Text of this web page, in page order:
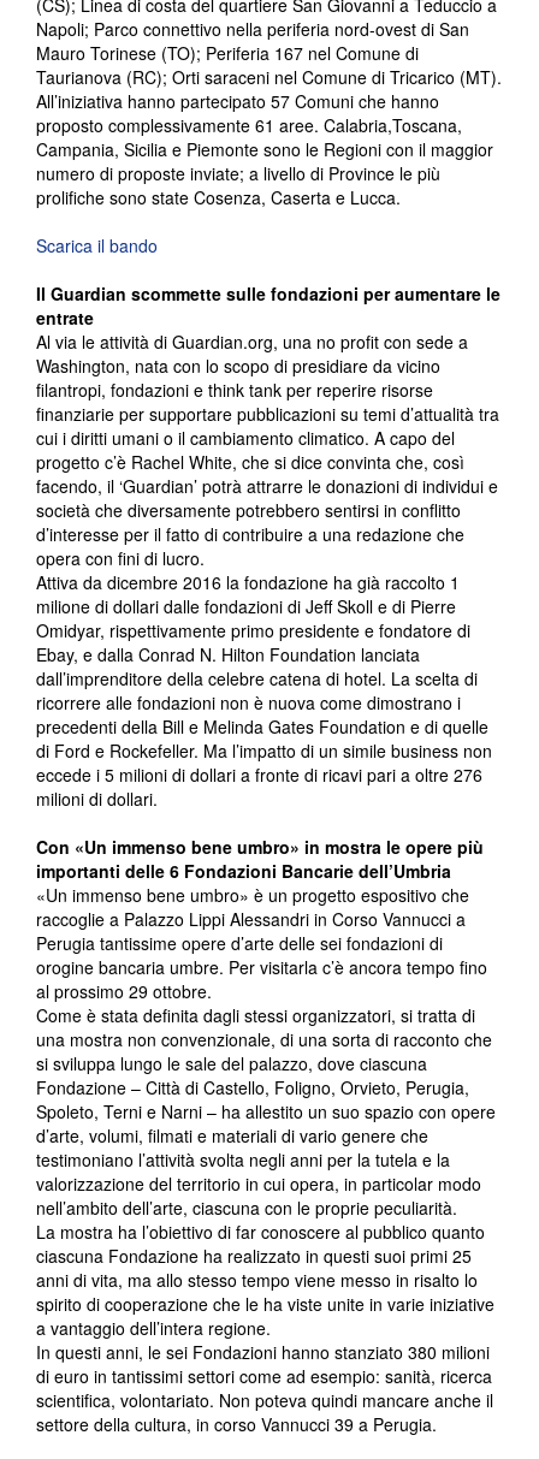
(CS); Linea di costa del quartiere San Giovanni a Teduccio a
Napoli; Parco connettivo nella periferia nord-ovest di San
Mauro Torinese (TO); Periferia 167 nel Comune di
Taurianova (RC); Orti saraceni nel Comune di Tricarico (MT).
All’iniziativa hanno partecipato 57 Comuni che hanno
proposto complessivamente 61 aree. Calabria,Toscana,
Campania, Sicilia e Piemonte sono le Regioni con il maggior
numero di proposte inviate; a livello di Province le più
prolifiche sono state Cosenza, Caserta e Lucca.
Scarica il bando
Il Guardian scommette sulle fondazioni per aumentare le
entrate
Al via le attività di Guardian.org, una no profit con sede a
Washington, nata con lo scopo di presidiare da vicino
filantropi, fondazioni e think tank per reperire risorse
finanziarie per supportare pubblicazioni su temi d’attualità tra
cui i diritti umani o il cambiamento climatico. A capo del
progetto c’è Rachel White, che si dice convinta che, così
facendo, il ‘Guardian’ potrà attrarre le donazioni di individui e
società che diversamente potrebbero sentirsi in conflitto
d’interesse per il fatto di contribuire a una redazione che
opera con fini di lucro.
Attiva da dicembre 2016 la fondazione ha già raccolto 1
milione di dollari dalle fondazioni di Jeff Skoll e di Pierre
Omidyar, rispettivamente primo presidente e fondatore di
Ebay, e dalla Conrad N. Hilton Foundation lanciata
dall’imprenditore della celebre catena di hotel. La scelta di
ricorrere alle fondazioni non è nuova come dimostrano i
precedenti della Bill e Melinda Gates Foundation e di quelle
di Ford e Rockefeller. Ma l’impatto di un simile business non
eccede i 5 milioni di dollari a fronte di ricavi pari a oltre 276
milioni di dollari.
Con «Un immenso bene umbro» in mostra le opere più
importanti delle 6 Fondazioni Bancarie dell’Umbria
«Un immenso bene umbro» è un progetto espositivo che
raccoglie a Palazzo Lippi Alessandri in Corso Vannucci a
Perugia tantissime opere d’arte delle sei fondazioni di
orogine bancaria umbre. Per visitarla c’è ancora tempo fino
al prossimo 29 ottobre.
Come è stata definita dagli stessi organizzatori, si tratta di
una mostra non convenzionale, di una sorta di racconto che
si sviluppa lungo le sale del palazzo, dove ciascuna
Fondazione – Città di Castello, Foligno, Orvieto, Perugia,
Spoleto, Terni e Narni – ha allestito un suo spazio con opere
d’arte, volumi, filmati e materiali di vario genere che
testimoniano l’attività svolta negli anni per la tutela e la
valorizzazione del territorio in cui opera, in particolar modo
nell’ambito dell’arte, ciascuna con le proprie peculiarità.
La mostra ha l’obiettivo di far conoscere al pubblico quanto
ciascuna Fondazione ha realizzato in questi suoi primi 25
anni di vita, ma allo stesso tempo viene messo in risalto lo
spirito di cooperazione che le ha viste unite in varie iniziative
a vantaggio dell’intera regione.
In questi anni, le sei Fondazioni hanno stanziato 380 milioni
di euro in tantissimi settori come ad esempio: sanità, ricerca
scientifica, volontariato. Non poteva quindi mancare anche il
settore della cultura, in corso Vannucci 39 a Perugia.